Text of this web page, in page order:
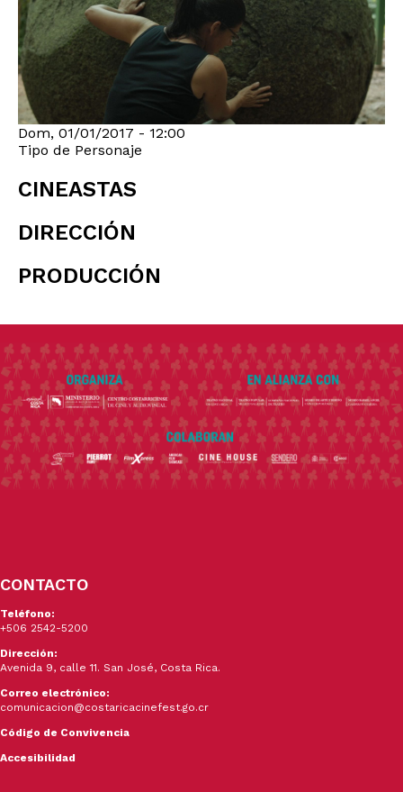
Dom, 01/01/2017 - 12:00
Tipo de Personaje
CINEASTAS
DIRECCIÓN
PRODUCCIÓN
CONTACTO
Teléfono:
+506 2542-5200
Dirección:
Avenida 9, calle 11. San José, Costa Rica.
Correo electrónico:
comunicacion@costaricacinefest.go.cr
Código de Convivencia
Accesibilidad